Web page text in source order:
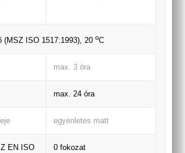
(MSZ ISO 1517:1993), 20oC
max. 3 óra
max. 24 óra
egyenletes matt
EN ISO
0 fokozat